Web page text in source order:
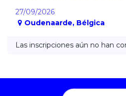
27/09/2026
Oudenaarde, Bélgica
Las inscripciones aún no han